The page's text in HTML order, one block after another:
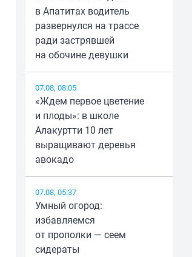
в Апатитах водитель
развернулся на трассе
ради застрявшей
на обочине девушки
07.08, 08:05
«Ждем первое цветение
и плоды»: в школе
Алакуртти 10 лет
выращивают деревья
авокадо
07.08, 05:37
Умный огород:
избавляемся
от прополки — сеем
сидераты